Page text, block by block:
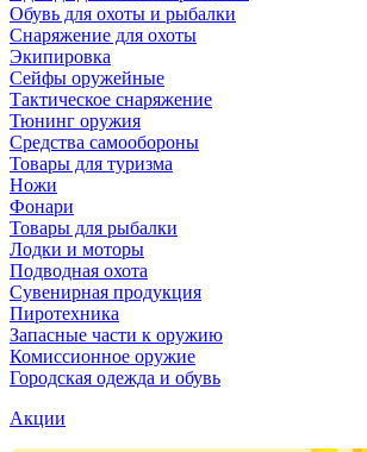
Обувь для охоты и рыбалки
Снаряжение для охоты
Экипировка
Сейфы оружейные
Тактическое снаряжение
Тюнинг оружия
Средства самообороны
Товары для туризма
Ножи
Фонари
Товары для рыбалки
Лодки и моторы
Подводная охота
Сувенирная продукция
Пиротехника
Запасные части к оружию
Комиссионное оружие
Городская одежда и обувь
Акции